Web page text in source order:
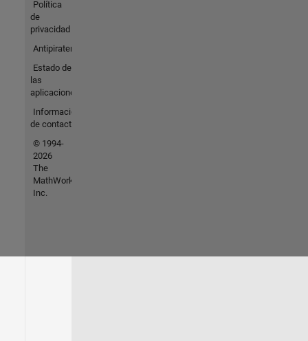
Política
de
privacidad
Antipiratería
Estado de
las
aplicaciones
Información
de contacto
© 1994-
2026
The
MathWorks,
Inc.